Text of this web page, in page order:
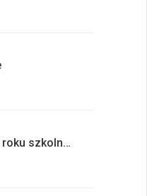
roku szkoln…